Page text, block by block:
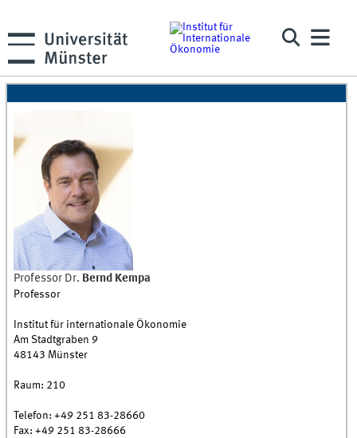
Professor Dr. Bernd Kempa
Professor
Institut für internationale Ökonomie
Am Stadtgraben 9
48143 Münster
Raum: 210
Telefon:+49 251 83-28660
Fax:+49 251 83-28666